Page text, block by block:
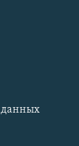
данных